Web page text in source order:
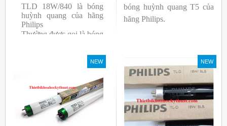
TLD 18W/840 là bóng
huỳnh quang của hãng
Philips
Thường được gọi là bóng
Bóng có độ hoàn màu
cao(Ra80) cùng quang
bóng huỳnh quang T5 của
hãng Philips.
NEW NEW